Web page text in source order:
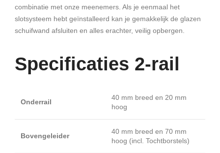
combinatie met onze meenemers. Als je eenmaal het
slotsysteem hebt geïnstalleerd kan je gemakkelijk de glazen
schuifwand afsluiten en alles erachter, veilig opbergen.
Specificaties 2-rail
Onderrail
40 mm breed en 20 mm
hoog
Bovengeleider
40 mm breed en 70 mm
hoog (incl. Tochtborstels)